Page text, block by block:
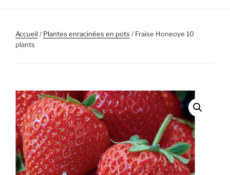
Accueil/Plantes enracinées en pots / Fraise Honeoye 10
plants